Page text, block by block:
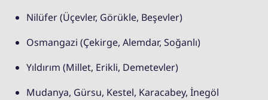
Nilüfer (Üçevler, Görükle, Beşevler)
Osmangazi (Çekirge, Alemdar, Soğanlı)
Yıldırım (Millet, Erikli, Demetevler)
Mudanya, Gürsu, Kestel, Karacabey, İnegöl